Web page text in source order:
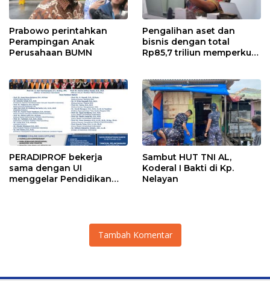
Prabowo perintahkan
Perampingan Anak
Perusahaan BUMN
Pengalihan aset dan
bisnis dengan total
Rp85,7 triliun memperkuat
dari 90% aset jaringan
Telkom
PERADIPROF bekerja
sama dengan UI
menggelar Pendidikan
Sambut HUT TNI AL,
Koderal I Bakti di Kp.
Nelayan
Tambah Komentar